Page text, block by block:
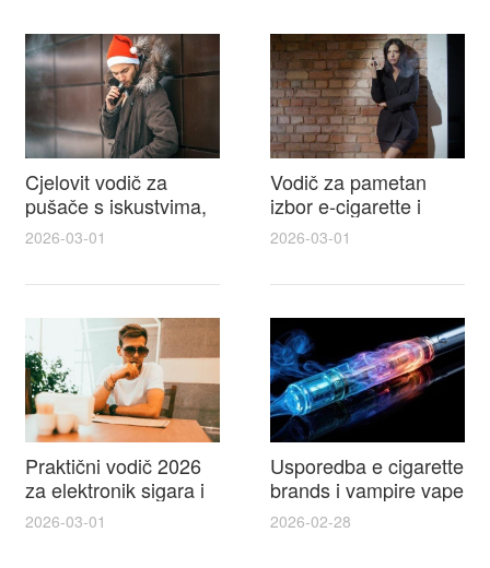
Cjelovit vodič za
pušače s iskustvima,
recenzijama i
cigarette na e cigareta
2026-03-01
Vodič za pametan
izbor e-cigarette i
savjeti kako postići
elektronske cigarete
2026-03-01
Praktični vodič 2026
za elektronik sigara i
mtm e cigarete s
recenzijama i
2026-03-01
Usporedba e cigarette
brands i vampire vape
za 2026 – vodič s
i najboljim ponudama
2026-02-28